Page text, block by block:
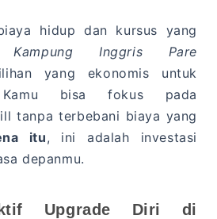
hidup dan kursus yang
Kampung Inggris Pare
yang ekonomis untuk
bisa fokus pada
tanpa terbebani biaya yang
itu, ini adalah investasi
depanmu.
Upgrade Diri di